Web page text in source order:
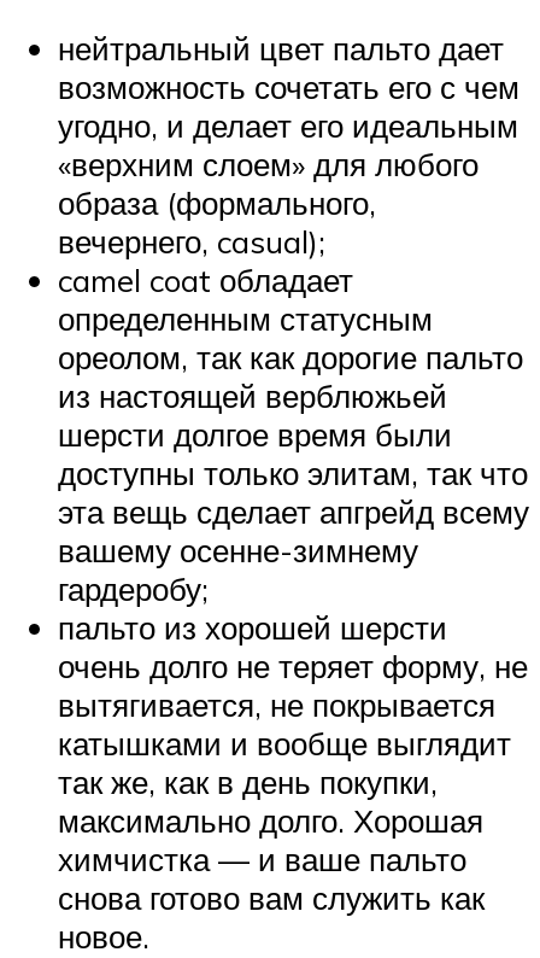
нейтральный цвет пальто дает
возможность сочетать его с чем
угодно, и делает его идеальным
«верхним слоем» для любого
образа (формального,
вечернего, casual);
camel coat обладает
определенным статусным
ореолом, так как дорогие пальто
из настоящей верблюжьей
шерсти долгое время были
доступны только элитам, так что
эта вещь сделает апгрейд всему
вашему осенне-зимнему
гардеробу;
пальто из хорошей шерсти
очень долго не теряет форму, не
вытягивается, не покрывается
катышками и вообще выглядит
так же, как в день покупки,
максимально долго. Хорошая
химчистка — и ваше пальто
снова готово вам служить как
новое.